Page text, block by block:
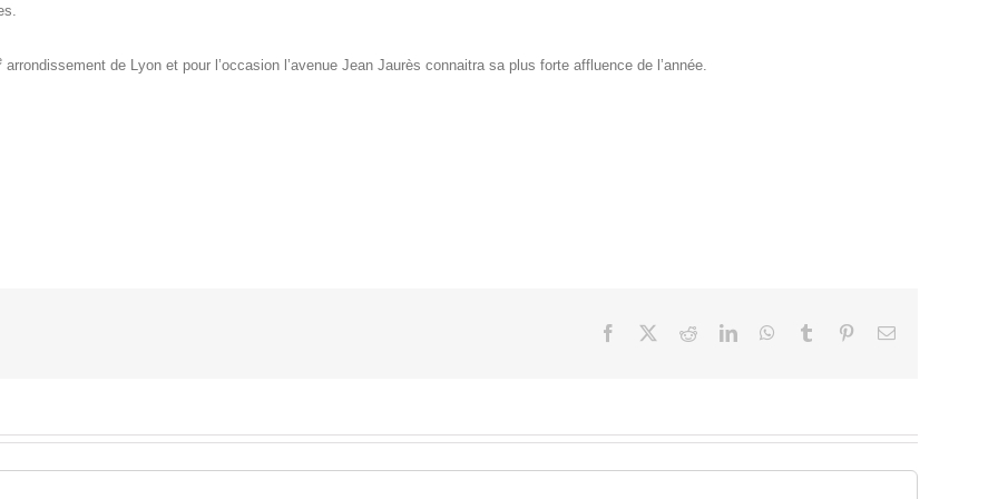
arrondissement de Lyon et pour l’occasion l’avenue Jean Jaurès connaitra sa plus forte affluence de l’année.
Facebook RedditLinkedInWhatsApp
Tumblr PinterestEmail